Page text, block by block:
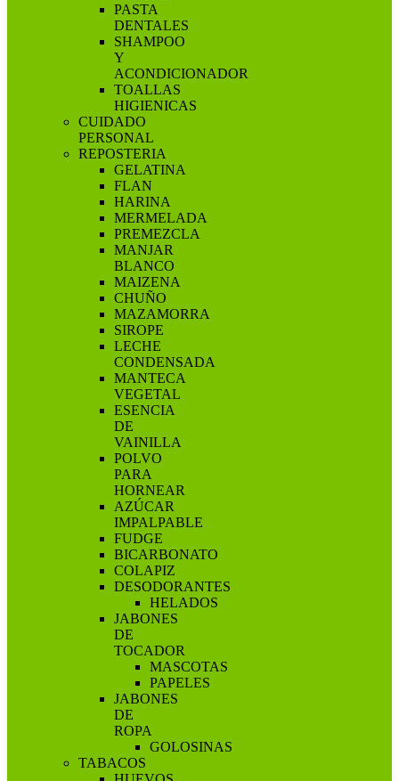
PASTA
DENTALES
SHAMPOO
Y
ACONDICIONADOR
TOALLAS
HIGIENICAS
CUIDADO
PERSONAL
REPOSTERIA
GELATINA
FLAN
HARINA
MERMELADA
PREMEZCLA
MANJAR
BLANCO
MAIZENA
CHUÑO
MAZAMORRA
SIROPE
LECHE
CONDENSADA
MANTECA
VEGETAL
ESENCIA
DE
VAINILLA
POLVO
PARA
HORNEAR
AZÚCAR
IMPALPABLE
FUDGE
BICARBONATO
COLAPIZ
DESODORANTES
HELADOS
JABONES
DE
TOCADOR
MASCOTAS
PAPELES
JABONES
DE
ROPA
GOLOSINAS
TABACOS